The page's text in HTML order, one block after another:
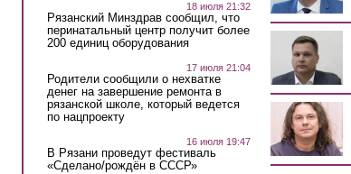
18 июля 21:32
Рязанский Минздрав сообщил, что
перинатальный центр получит более
200 единиц оборудования
17 июля 21:04
Родители сообщили о нехватке
денег на завершение ремонта в
рязанской школе, который ведется
по нацпроекту
16 июля 19:47
В Рязани проведут фестиваль
«Сделано/рождён в СССР»